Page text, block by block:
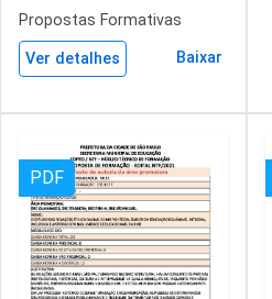
Propostas Formativas
Ver detalhes Baixar
PDF